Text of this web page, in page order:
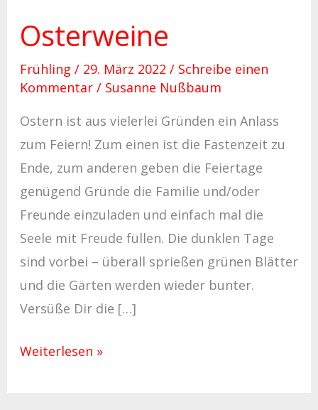
Osterweine
Frühling / 29. März 2022 / Schreibe einen
Kommentar / Susanne Nußbaum
Ostern ist aus vielerlei Gründen ein Anlass
zum Feiern! Zum einen ist die Fastenzeit zu
Ende, zum anderen geben die Feiertage
genügend Gründe die Familie und/oder
Freunde einzuladen und einfach mal die
Seele mit Freude füllen. Die dunklen Tage
sind vorbei – überall sprießen grünen Blätter
und die Gärten werden wieder bunter.
Versüße Dir die […]
Weiterlesen »